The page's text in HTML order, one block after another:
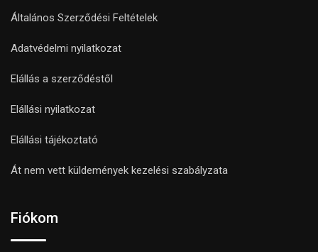
Általános Szerződési Feltételek
Adatvédelmi nyilatkozat
Elállás a szerződéstől
Elállási nyilatkozat
Elállási tájékoztató
Át nem vett küldemények kezelési szabályzata
Fiókom